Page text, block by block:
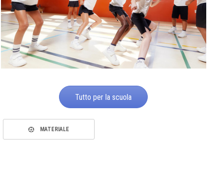
Tutto per la scuola
MATERIALE